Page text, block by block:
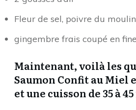
Fleur de sel, poivre du
gingembre frais coupé en
Maintenant, voilà les
Saumon Confit au Miel
et une cuisson de 35 à